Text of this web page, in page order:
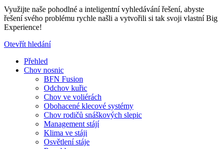
Využijte naše pohodlné a inteligentní vyhledávání řešení, abyste
řešení svého problému rychle našli a vytvořili si tak svoji vlastní Big
Experience!
Otevřít hledání
Přehled
Chov nosnic
BFN Fusion
Odchov kuřic
Chov ve voliérách
Obohacené klecové systémy
Chov rodičů snáškových slepic
Management stájí
Klima ve stáji
Osvětlení stáje